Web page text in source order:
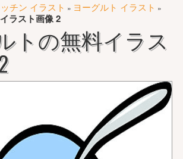
チン イラスト » ヨーグルト イラスト »
ラスト画像 2
トの無料イラス